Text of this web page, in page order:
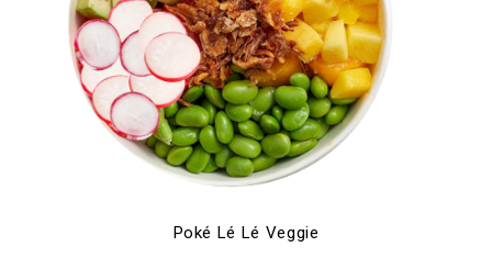
Poké Lé Lé Veggie